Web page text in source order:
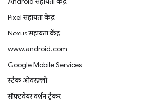
Pixel सहायता केंद्र
Nexus सहायता केंद्र
www.android.com
Google Mobile Services
स्टैक ओवरफ़्लो
सॉफ़्टवेयर वर्शन ट्रैकर